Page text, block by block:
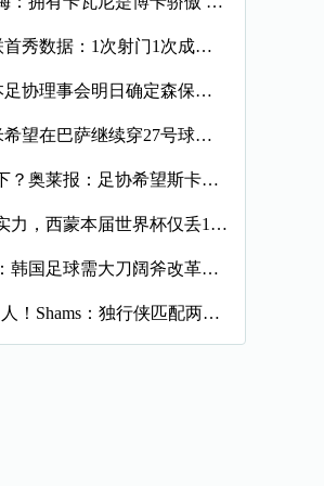
[球迷报道]莱万美职联首秀数据：1次射门1次成功过人预期进球
[有趣体育]日媒：日本足协理事会明日确定森保一续约半年，提案
[德甲]每体：阿德耶米希望在巴萨继续穿27号球衣，但西甲规则
【体育世界】斯帅留下？奥莱报：足协希望斯卡洛尼继续执教，相信
【球迷报道】金手套实力，西蒙本届世界杯仅丢1球，近16场代表
【球迷看点】奇诚庸：韩国足球需大刀阔斧改革，从业者必须清醒过
【有道理嘛?】火速留人！Shams：独行侠匹配两年470万报